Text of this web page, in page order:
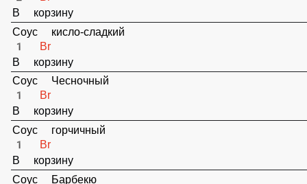
Унаги
2 Br
В корзину
Чука
В корзину
Соус кисло-сладкий
1 Br
В корзину